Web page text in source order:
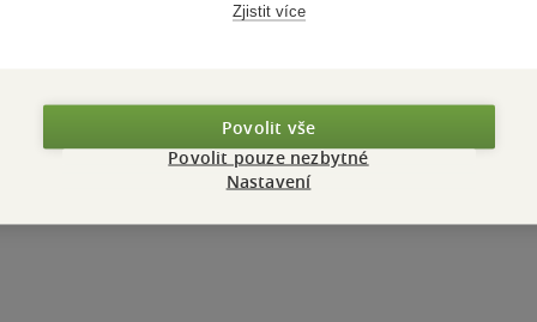
Zjistit více
Povolit vše
Povolit pouze nezbytné
Nastavení